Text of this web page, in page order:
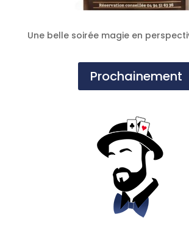
Une belle soirée magie en
Prochainement